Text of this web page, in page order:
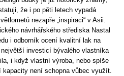
že i po pěti letech vypadá
nezapře „inspiraci“ v Asii.
návrhářského střediska Nastal
i odborník ocení kvalitní lak na
největší investicí bývalého vlastníka
i když vlastní výroba, nebo spíše
není schopna vůbec využít.